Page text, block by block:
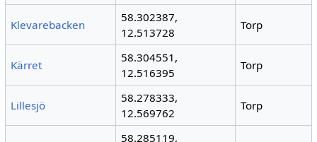
Klevarebacken
58.302387,
12.513728
Torp
Kärret
58.304551,
12.516395
Torp
Lillesjö
58.278333,
12.569762
Torp
58.285119,